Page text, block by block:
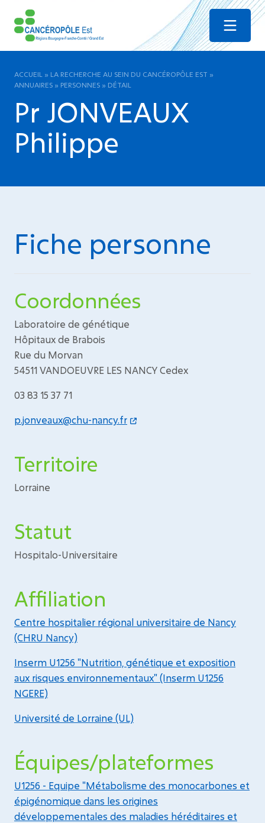
Menu
ACCUEIL » LA RECHERCHE AU SEIN DU CANCÉROPÔLE EST »
ANNUAIRES » PERSONNES » DÉTAIL
Pr JONVEAUX
Philippe
Fiche personne
Coordonnées
Laboratoire de génétique
Hôpitaux de Brabois
Rue du Morvan
54511 VANDOEUVRE LES NANCY Cedex
03 83 15 37 71
p.jonveaux@chu-nancy.fr
Territoire
Lorraine
Statut
Hospitalo-Universitaire
Affiliation
Centre hospitalier régional universitaire de Nancy
(CHRU Nancy)
Inserm U1256 "Nutrition, génétique et exposition
aux risques environnementaux" (Inserm U1256
NGERE)
Université de Lorraine (UL)
Équipes/plateformes
U1256 - Equipe "Métabolisme des monocarbones et
épigénomique dans les origines
développementales des maladies héréditaires et